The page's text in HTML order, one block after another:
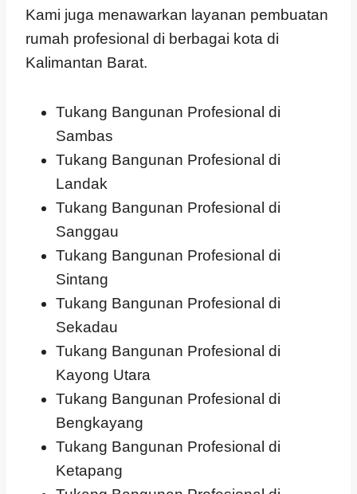
Kami juga menawarkan layanan pembuatan
rumah profesional di berbagai kota di
Kalimantan Barat.
Tukang Bangunan Profesional di
Sambas
Tukang Bangunan Profesional di
Landak
Tukang Bangunan Profesional di
Sanggau
Tukang Bangunan Profesional di
Sintang
Tukang Bangunan Profesional di
Sekadau
Tukang Bangunan Profesional di
Kayong Utara
Tukang Bangunan Profesional di
Bengkayang
Tukang Bangunan Profesional di
Ketapang